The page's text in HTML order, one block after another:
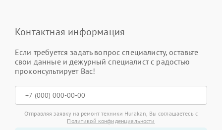
Контактная информация
Если требуется задать вопрос специалисту, оставьте
свои данные и дежурный специалист с радостью
проконсультирует Вас!
Отправляя заявку на ремонт техники Hurakan, Вы соглашаетесь с
Политикой конфиденциальности